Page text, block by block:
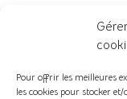
Pour offrir les meilleures
les cookies pour stocker
Flux des
Site de